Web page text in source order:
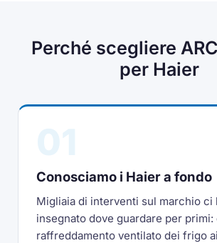
Perché scegliere
per Haier
Conosciamo i Haier a fondo
Migliaia di interventi sul marchio ci
insegnato dove guardare per primi:
raffreddamento ventilato dei frigo